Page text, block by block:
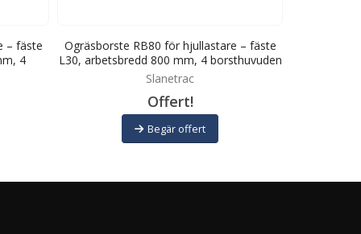
– fäste
4
Ogräsborste RB80 för hjullastare – fäste
L30, arbetsbredd 800 mm, 4 borsthuvuden
Slanetrac
Offert!
Begär offert